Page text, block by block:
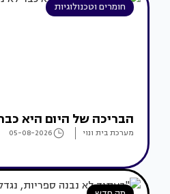
חומרים וטכנולוגיות
הבריכה של היום היא
מערכת בית ונוי 05-08-2026